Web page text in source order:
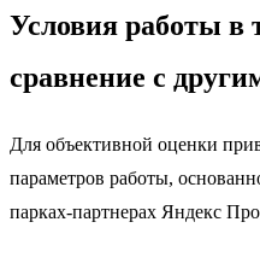
Условия работы в
сравнение с
Для объективной оценки
параметров работы,
парках-партнерах Яндекс